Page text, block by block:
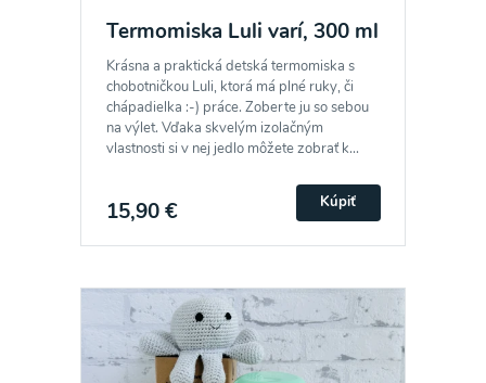
Termomiska Luli varí, 300 ml
Krásna a praktická detská termomiska s
chobotničkou Luli, ktorá má plné ruky, či
chápadielka :-) práce. Zoberte ju so sebou
na výlet. Vďaka skvelým izolačným
vlastnosti si v nej jedlo môžete zobrať k...
15,90 € Kúpiť